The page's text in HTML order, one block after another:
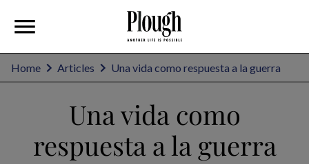
Home Articles Una vida como respuesta a la guerra
Una vida como
respuesta a la guerra